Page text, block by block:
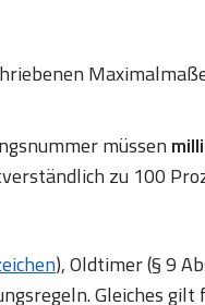
müssen
zu 100
), Oldtimer (§ 9
Gleiches gilt